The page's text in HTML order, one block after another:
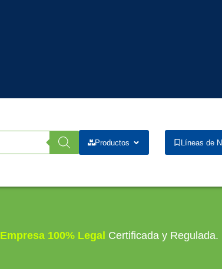
Productos Líneas de
Empresa 100% Legal Certificada y Regulada.